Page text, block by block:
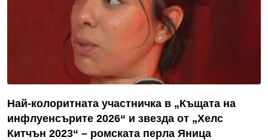
Най-колоритната участничка в „Къщата на
инфлуенсърите 2026“ и звезда от „Хелс
Китчън 2023“ – ромската перла Яница